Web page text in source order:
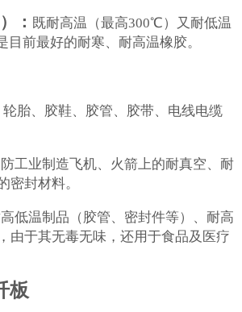
： 既耐高温（最高300℃）又耐低温
目前最好的耐寒、耐高温橡胶。
轮胎、胶鞋、胶管、胶带、电线电缆
工业制造飞机、火箭上的耐真空、耐
密封材料。
低温制品（胶管、密封件等）、耐高
由于其无毒无味，还用于食品及医疗
板